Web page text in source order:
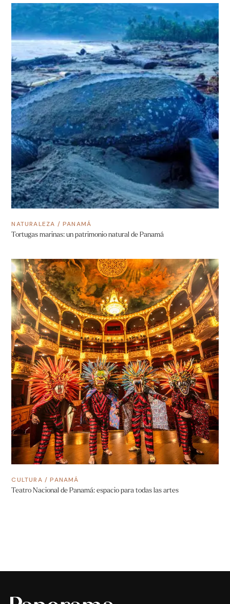
NATURALEZA /PANAMÁ
Tortugas marinas: un patrimonio natural de Panamá
CULTURA /PANAMÁ
Teatro Nacional de Panamá: espacio para todas las artes